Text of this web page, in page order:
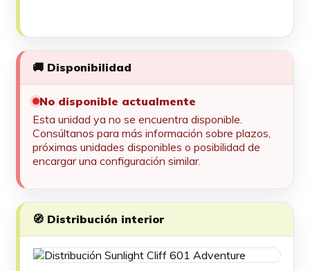
🚚 Disponibilidad
No disponible actualmente
Esta unidad ya no se encuentra disponible.
Consúltanos para más información sobre plazos,
próximas unidades disponibles o posibilidad de
encargar una configuración similar.
🧭 Distribución interior